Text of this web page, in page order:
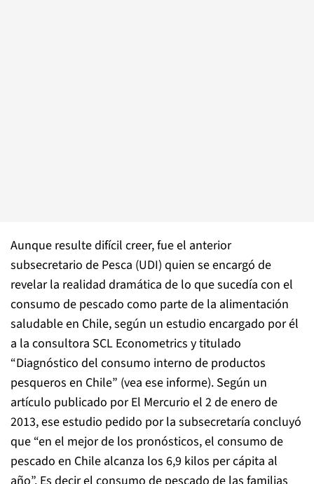
Aunque resulte difícil creer, fue el anterior
subsecretario de Pesca (UDI) quien se encargó de
revelar la realidad dramática de lo que sucedía con el
consumo de pescado como parte de la alimentación
saludable en Chile, según un estudio encargado por él
a la consultora SCL Econometrics y titulado
“Diagnóstico del consumo interno de productos
pesqueros en Chile” (vea ese informe). Según un
artículo publicado por El Mercurio el 2 de enero de
2013, ese estudio pedido por la subsecretaría concluyó
que “en el mejor de los pronósticos, el consumo de
pescado en Chile alcanza los 6,9 kilos per cápita al